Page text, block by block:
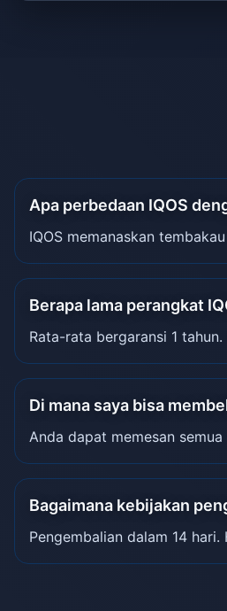
Apa perbedaan IQOS
IQOS memanaskan
Berapa lama perangkat
Rata-rata bergaransi 1
Di mana saya bisa
Anda dapat memesan semua
Bagaimana kebijakan
Pengembalian dalam 14